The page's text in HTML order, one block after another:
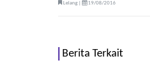
Lelang | 19/08/2016
Berita Terkait